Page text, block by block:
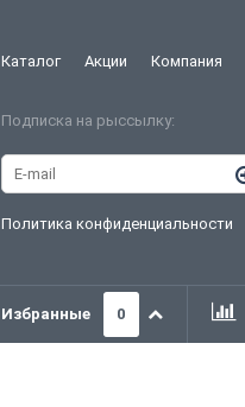
Каталог Акции Компания
Подписка на рыссылку:
Политика конфиденциальности
Избранные 0